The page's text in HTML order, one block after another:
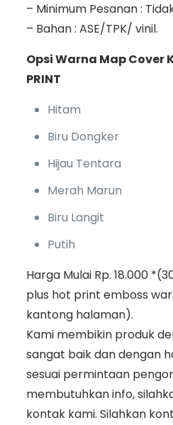
– Minimum Pesanan :
– Bahan : ASE/TPK/ vinil.
Opsi Warna Map Cover
PRINT
Hitam
Biru Dongker
Hijau Tentara
Merah Marun
Biru Langit
Putih
Harga Mulai Rp. 18.000
plus hot print emboss
kantong halaman).
Kami membikin produk
sangat baik dan dengan
sesuai permintaan
membutuhkan info,
kontak kami. Silahkan